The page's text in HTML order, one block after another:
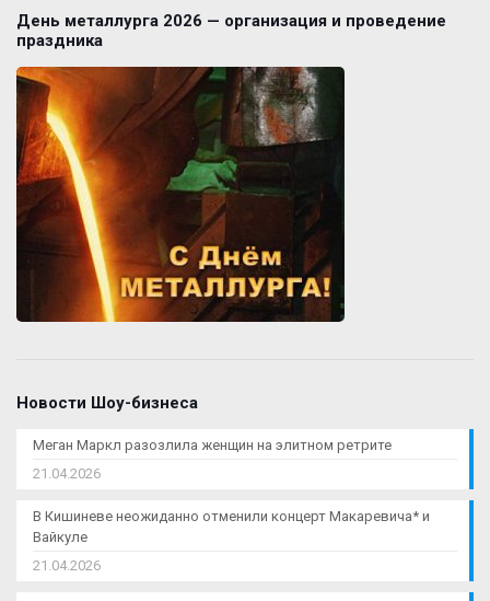
День металлурга 2026 — организация и проведение
праздника
Новости Шоу-бизнеса
Меган Маркл разозлила женщин на элитном ретрите
21.04.2026
В Кишиневе неожиданно отменили концерт Макаревича* и
Вайкуле
21.04.2026